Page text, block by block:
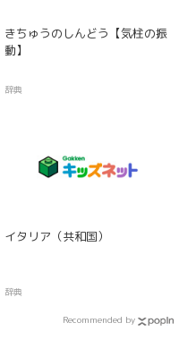
きちゅうのしんどう【気柱の振
動】
辞典
イタリア（共和国）
辞典
Recommended by